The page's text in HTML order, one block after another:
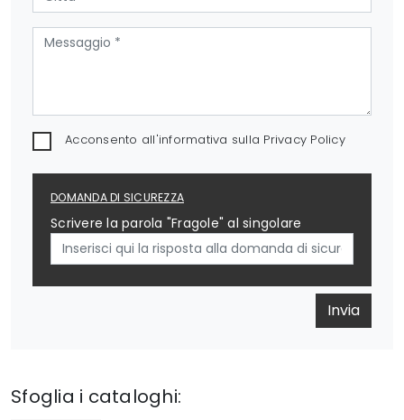
Acconsento all'informativa sulla Privacy Policy
DOMANDA DI SICUREZZA
Scrivere la parola "Fragole" al singolare
Invia
Sfoglia i cataloghi: